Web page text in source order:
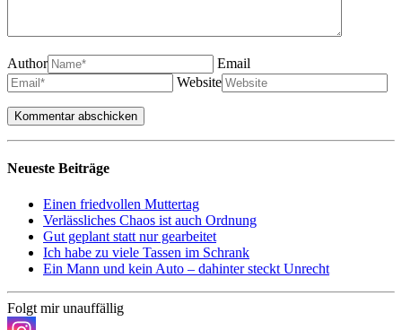
Author
Email
Website
Neueste Beiträge
Einen friedvollen Muttertag
Verlässliches Chaos ist auch Ordnung
Gut geplant statt nur gearbeitet
Ich habe zu viele Tassen im Schrank
Ein Mann und kein Auto – dahinter steckt Unrecht
Folgt mir unauffällig